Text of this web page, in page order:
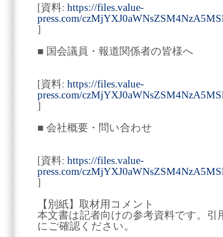
[資料: https://files.value-
press.com/
]
■ 国会議員・報道関係者の皆様へ
[資料: https://files.value-
press.com/
]
■ 会社概要・問い合わせ
[資料: https://files.value-
press.com/
]
【別紙】取材用コメント
本文書は記者向けの参考資料です。
にご確認ください。